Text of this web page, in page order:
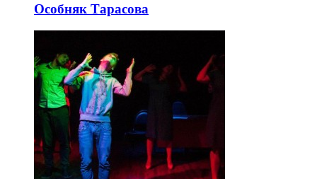
Особняк Тарасова